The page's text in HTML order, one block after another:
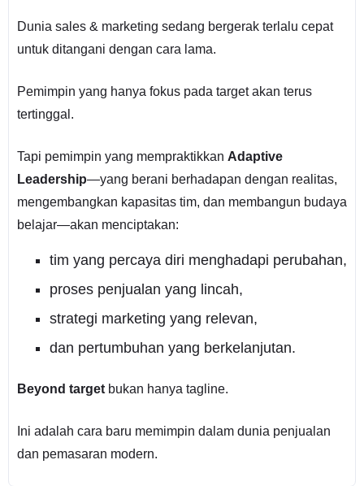
Dunia sales & marketing sedang bergerak terlalu cepat
untuk ditangani dengan cara lama.
Pemimpin yang hanya fokus pada target akan terus
tertinggal.
Tapi pemimpin yang mempraktikkan Adaptive
Leadership—yang berani berhadapan dengan realitas,
mengembangkan kapasitas tim, dan membangun budaya
belajar—akan menciptakan:
tim yang percaya diri menghadapi perubahan,
proses penjualan yang lincah,
strategi marketing yang relevan,
dan pertumbuhan yang berkelanjutan.
Beyond targetbukan hanya tagline.
Ini adalah cara baru memimpin dalam dunia penjualan
dan pemasaran modern.